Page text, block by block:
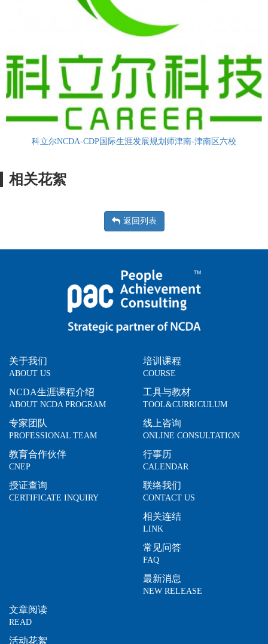
科立尔NCDA-CDP国际生涯发展规划师津南-津南区六校
相关花絮
返回列表
关于我们
ABOUT US
NCDA生涯课程介绍
ABOUT NCDA PROGRAM
专家团队
PROFESSIONAL TEAM
教育合作伙伴
CNEP
授证查询
CERTIFICATE INQUIRY
培训课程
COURSE
工具与教材
TOOL&CURRICULUM
线上咨询
ONLINE CONSULTATION
行事历
CALENDAR
联络我们
CONTACT US
相关连结
LINK
常见问答
FAQ
最新消息
NEW RELEASE
文章阅读
READ
活动花絮